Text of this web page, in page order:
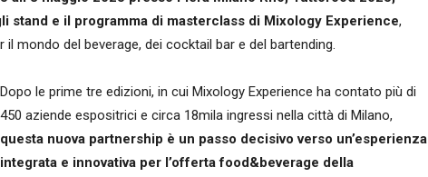
stand e il programma di masterclass di Mixology Experience,
mondo del beverage, dei cocktail bar e del bartending.
Dopo le prime tre edizioni, in cui Mixology Experience ha contato più di
450 aziende espositrici e circa 18mila ingressi nella città di Milano,
questa nuova partnership è un passo decisivo verso un’esperienza
integrata e innovativa per l’offerta food&beverage della